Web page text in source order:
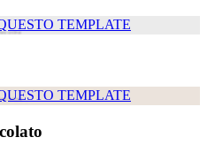
TEMPLATE
TEMPLATE